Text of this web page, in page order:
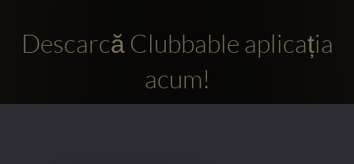
Descarcă Clubbable aplicația
acum!